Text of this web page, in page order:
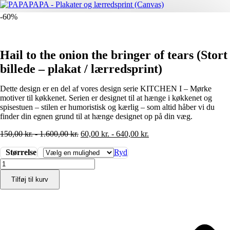
-60%
Hail to the onion the bringer of tears (Stort
billede – plakat / lærredsprint)
Dette design er en del af vores design serie KITCHEN I – Mørke
motiver til køkkenet. Serien er designet til at hænge i køkkenet og
spisestuen – stilen er humoristisk og kærlig – som altid håber vi du
finder din egnen grund til at hænge designet op på din væg.
150,00kr.-1.600,00kr. 60,00 kr. - 640,00 kr.
Størrelse
Ryd
Hail
to
onion
Tilføj til kurv